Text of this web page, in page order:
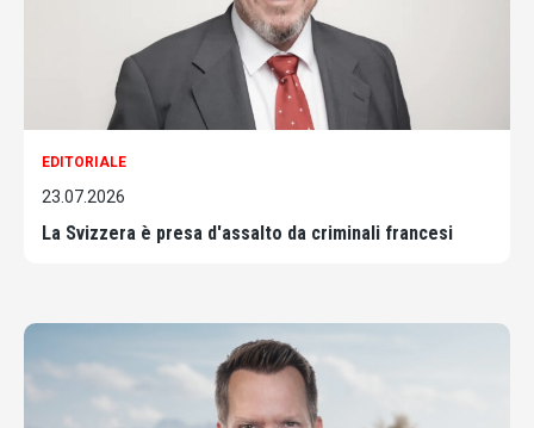
EDITORIALE
23.07.2026
La Svizzera è presa d'assalto da criminali francesi